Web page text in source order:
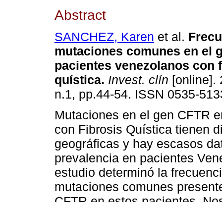
Abstract
SANCHEZ, Karen et al.
mutaciones comunes en el
pacientes venezolanos con
quística. Invest. clín [online].
n.1, pp.44-54. ISSN 0535-
Mutaciones en el gen CFTR
con Fibrosis Quística tienen
geográficas y hay escasos
prevalencia en pacientes
estudio determinó la
mutaciones comunes